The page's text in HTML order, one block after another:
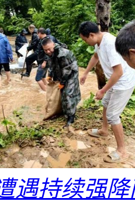
遇持续强